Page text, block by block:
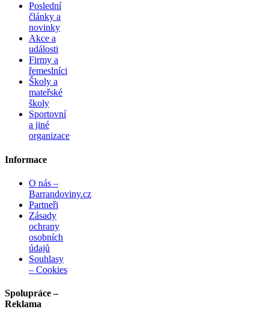
Poslední
články a
novinky
Akce a
události
Firmy a
řemeslníci
Školy a
mateřské
školy
Sportovní
a jiné
organizace
Informace
O nás –
Barrandoviny.cz
Partneři
Zásady
ochrany
osobních
údajů
Souhlasy
– Cookies
Spolupráce –
Reklama